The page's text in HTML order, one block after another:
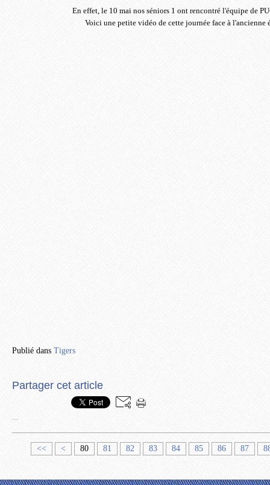
En effet, le 10 mai nos séniors 1 ont rencontré l'équipe de
Voici une petite vidéo de cette journée face à l'ancienne
Publié dans Tigers
Partager cet article
<< <
1
2
3
4
5
6
7
80 81 82 83 84 85 86 87